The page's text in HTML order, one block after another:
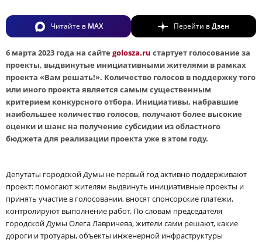
Читайте в MAX Перейти вДзен
6 марта 2023 года на сайте golosza.ru стартует голосование за
проекты, выдвинутые инициативными жителями в рамках
проекта «Вам решать!». Количество голосов в поддержку того
или иного проекта является самым существенным
критерием конкурсного отбора. Инициативы, набравшие
наибольшее количество голосов, получают более высокие
оценки и шанс на получение субсидии из областного
бюджета для реализации проекта уже в этом году.
Депутаты городской Думы не первый год активно поддерживают
проект: помогают жителям выдвинуть инициативные проекты и
принять участие в голосовании, вносят спонсорские платежи,
контролируют выполнение работ. По словам председателя
городской Думы Олега Лавричева, жители сами решают, какие
дороги и тротуары, объекты инженерной инфраструктуры